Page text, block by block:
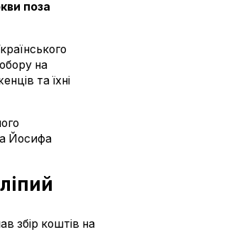
поза
на
та їхні
Йосифа
збір коштів на